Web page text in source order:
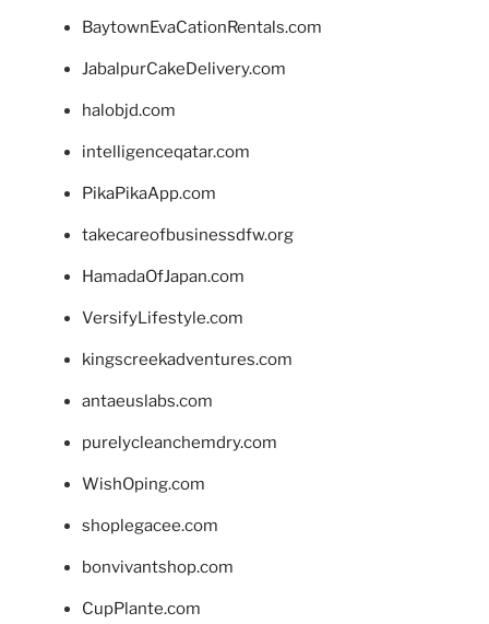
BaytownEvaCationRentals.com
JabalpurCakeDelivery.com
halobjd.com
intelligenceqatar.com
PikaPikaApp.com
takecareofbusinessdfw.org
HamadaOfJapan.com
VersifyLifestyle.com
kingscreekadventures.com
antaeuslabs.com
purelycleanchemdry.com
WishOping.com
shoplegacee.com
bonvivantshop.com
CupPlante.com